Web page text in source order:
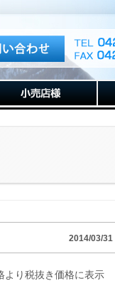
2014/03/31
より税抜き価格に表示